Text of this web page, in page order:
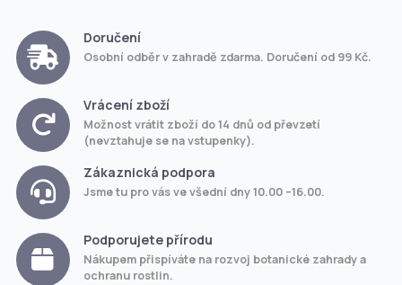
Doručení
Osobní odběr v zahradě zdarma. Doručení od 99 Kč.
Vrácení zboží
Možnost vrátit zboží do 14 dnů od převzetí
(nevztahuje se na vstupenky).
Zákaznická podpora
Jsme tu pro vás ve všední dny 10.00 –16.00.
Podporujete přírodu
Nákupem přispíváte na rozvoj botanické zahrady a
ochranu rostlin.